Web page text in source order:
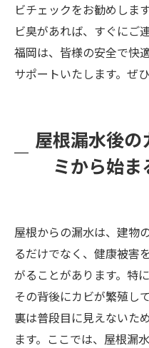
ビチェックをお勧めしま
ビ臭があれば、すぐにご
福岡は、皆様の安全で快
サポートいたします。ぜ
屋根漏水後
ミから始ま
屋根からの漏水は、建物
るだけでなく、健康被害
がることがあります。特
その背後にカビが繁殖し
裏は普段目に見えないた
ます。ここでは、屋根漏